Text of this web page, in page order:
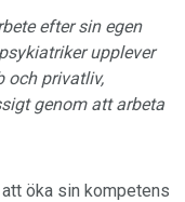
efter sin egen
upplever
och privatliv,
genom att arbeta
öka sin kompetens